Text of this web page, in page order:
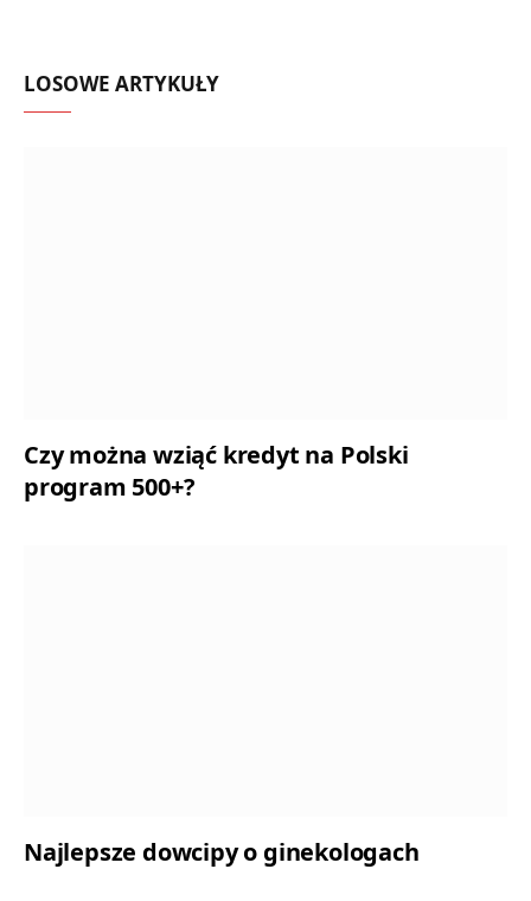
LOSOWE ARTYKUŁY
Czy można wziąć kredyt na Polski
program 500+?
Najlepsze dowcipy o ginekologach